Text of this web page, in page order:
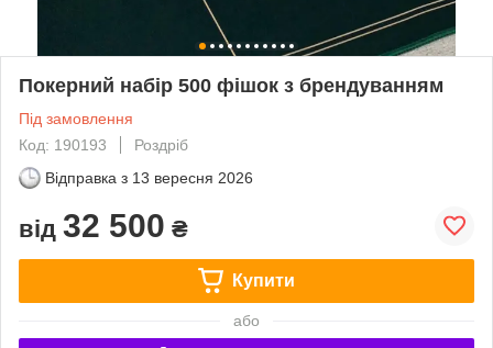
Покерний набір 500 фішок з брендуванням
Під замовлення
Код: 190193
Роздріб
Відправка з 13 вересня 2026
від 32 500 ₴
Купити
або